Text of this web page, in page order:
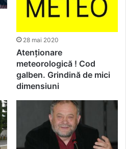
28 mai 2020
Atenționare
meteorologică ! Cod
galben. Grindină de mici
dimensiuni